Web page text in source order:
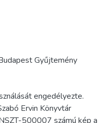
Gyűjtemény
engedélyezte.
Ervin Könyvtár
500007 számú kép a